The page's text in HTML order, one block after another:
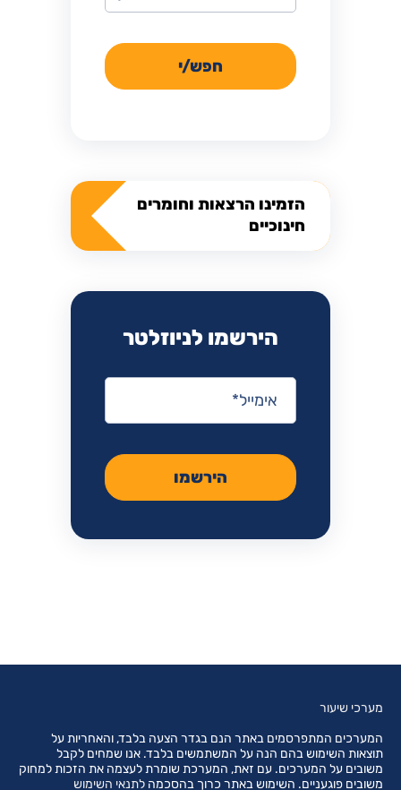
חפש/י
הזמינו הרצאות וחומרים
חינוכיים
הירשמו לניוזלטר
אימייל
הירשמו
מערכי שיעור
המערכים המתפרסמים באתר הנם בגדר הצעה בלבד, והאחריות על
תוצאות השימוש בהם הנה על המשתמשים בלבד. אנו שמחים לקבל
משובים על המערכים. עם זאת, המערכת שומרת לעצמה את הזכות למחוק
משובים פוגעניים. השימוש באתר כרוך בהסכמה לתנאי השימוש